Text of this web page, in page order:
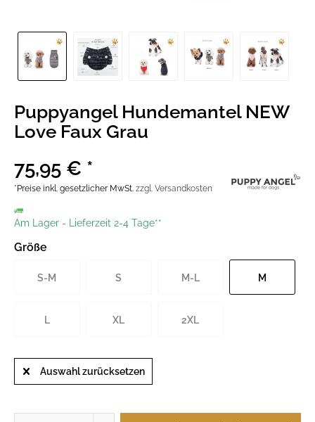
Puppyangel Hundemantel NEW
Love Faux Grau
75,95 € *
*Preise inkl. gesetzlicher MwSt. zzgl. Versandkosten
Am Lager - Lieferzeit 2-4 Tage**
Größe
S-M S M-L M
L XL 2XL
Auswahl zurücksetzen